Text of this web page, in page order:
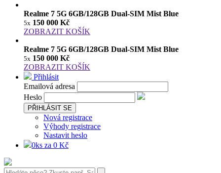
Realme 7 5G 6GB/128GB Dual-SIM Mist Blue
5x 150 000 Kč
ZOBRAZIT KOŠÍK
Realme 7 5G 6GB/128GB Dual-SIM Mist Blue
5x 150 000 Kč
ZOBRAZIT KOŠÍK
Přihlásit
Emailová adresa
Heslo
PŘIHLÁSIT SE
Nová registrace
Výhody registrace
Nastavit heslo
0ks za 0 Kč